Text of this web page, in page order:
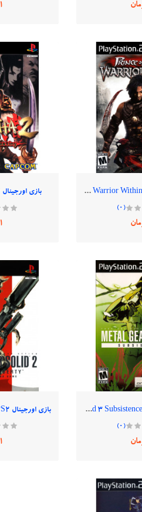
1تومان
بازی اورجینال Prince Of Persia 2 Warrior Within PS2
(0)
بازی اورجینال Onimusha 2 PS2
1تومان
بازی اورجینال Metal Gear Solid 3 Subsistence PS2
(0)
بازی اورجینال Metal gear solid 2 PS2
1تومان